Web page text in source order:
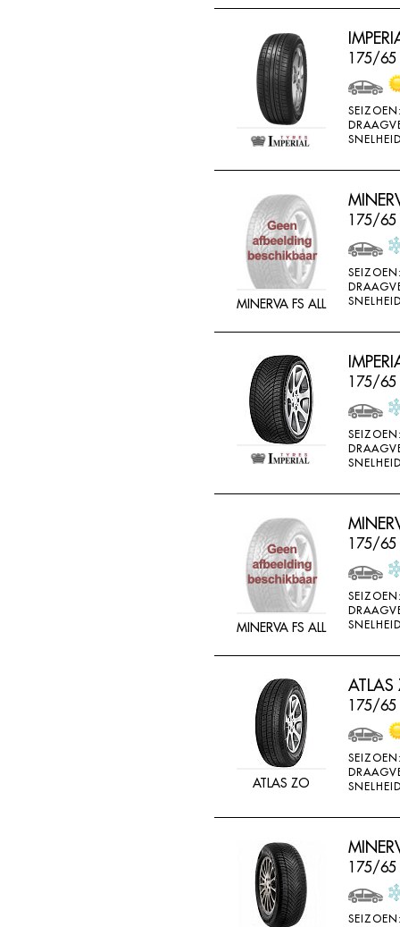
175/65
MINERVA FS ALL
175/65
175/65
MINERVA FS ALL
175/65
ATLAS ZO
175/65
175/65